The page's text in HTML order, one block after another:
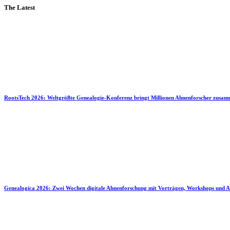
The Latest
RootsTech 2026: Weltgrößte Genealogie-Konferenz bringt Millionen Ahnenforscher
Genealogica 2026: Zwei Wochen digitale Ahnenforschung mit Vorträgen, Workshops und